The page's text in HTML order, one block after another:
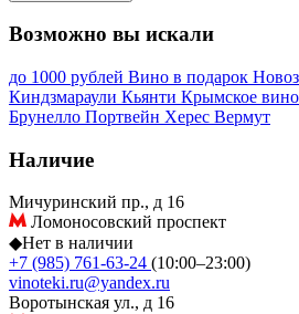
Возможно вы искали
до 1000 рублей Вино в подарок
Киндзмараули Кьянти Крымское вино
Брунелло Портвейн Херес Вермут
Наличие
Мичуринский пр., д 16
Ломоносовский проспект
◆Нет в наличии
+7 (985) 761-63-24 (10:00–23:00)
vinoteki.ru@yandex.ru
Воротынская ул., д 16